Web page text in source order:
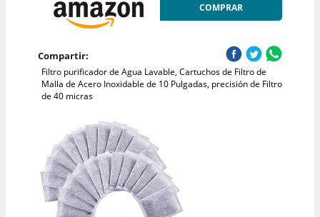
COMPRAR
Compartir:
Filtro purificador de Agua Lavable, Cartuchos de Filtro de
Malla de Acero Inoxidable de 10 Pulgadas, precisión de Filtro
de 40 micras